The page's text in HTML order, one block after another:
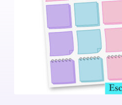
na
página
do
produto